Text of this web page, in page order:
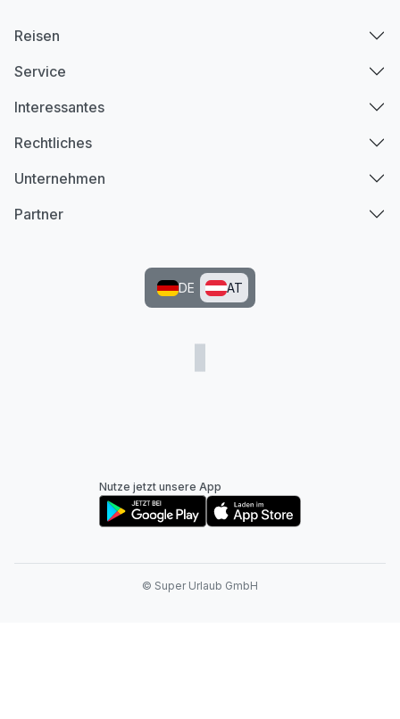
Reisen
Service
Interessantes
Rechtliches
Unternehmen
Partner
DE AT
Nutze jetzt unsere App
© Super Urlaub GmbH